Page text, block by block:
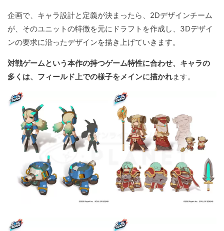
企画で、キャラ設計と定義が決まったら、2Dデザインチーム
が、そのユニットの特徴を元にドラフトを作成し、3Dデザイ
ンの要求に沿ったデザインを描き上げていきます。
対戦ゲームという本作の持つゲーム特性に合わせ、キャラの
多くは、フィールド上での様子をメインに描かれます。